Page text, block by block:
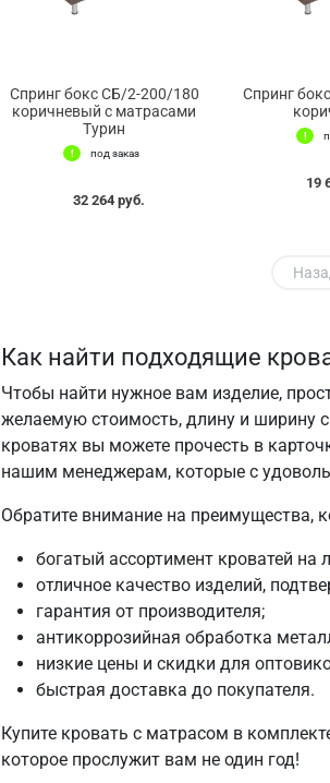
Спринг бокс СБ/2-200/180
коричневый с матрасами
Турин
под заказ
32 264 руб.
Спринг
19
Как найти подходящие
Чтобы найти нужное вам изделие,
желаемую стоимость, длину и ширину
кроватях вы можете прочесть в
нашим менеджерам, которые с
Обратите внимание на преимущества,
богатый ассортимент кроватей на
отличное качество изделий,
гарантия от производителя;
антикоррозийная обработка
низкие цены и скидки для
быстрая доставка до покупателя.
Купите кровать с матрасом в
которое прослужит вам не один год!